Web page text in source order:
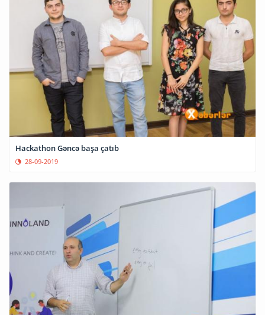
Hackathon Gəncə başa çatıb
28-09-2019